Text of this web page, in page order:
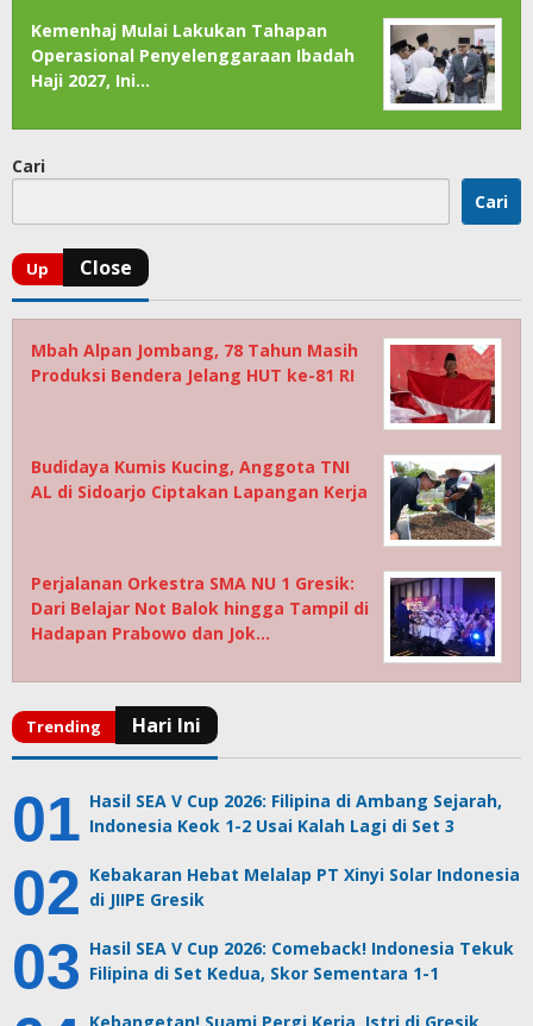
Kemenhaj Mulai Lakukan Tahapan
Operasional Penyelenggaraan Ibadah
Haji 2027, Ini…
Cari
Cari
Mbah Alpan Jombang, 78 Tahun Masih
Produksi Bendera Jelang HUT ke-81 RI
Budidaya Kumis Kucing, Anggota TNI
AL di Sidoarjo Ciptakan Lapangan Kerja
Perjalanan Orkestra SMA NU 1 Gresik:
Dari Belajar Not Balok hingga Tampil di
Hadapan Prabowo dan Jok…
Hasil SEA V Cup 2026: Filipina di Ambang Sejarah,
Indonesia Keok 1-2 Usai Kalah Lagi di Set 3
Kebakaran Hebat Melalap PT Xinyi Solar Indonesia
di JIIPE Gresik
Hasil SEA V Cup 2026: Comeback! Indonesia Tekuk
Filipina di Set Kedua, Skor Sementara 1-1